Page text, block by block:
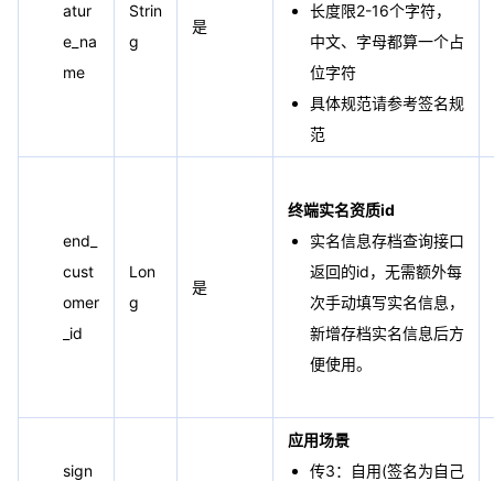
atur
e_na
me
Strin
g
是
长度限2-16个字符，
中文、字母都算一个占
位字符
具体规范请参考签名规
范
end_
cust
omer
_id
Lon
g
是
终端实名资质id
实名信息存档查询接口
返回的id，无需额外每
次手动填写实名信息，
新增存档实名信息后方
便使用。
sign
应用场景
传3：自用(签名为自己